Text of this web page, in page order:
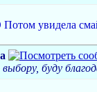
увидела
буду